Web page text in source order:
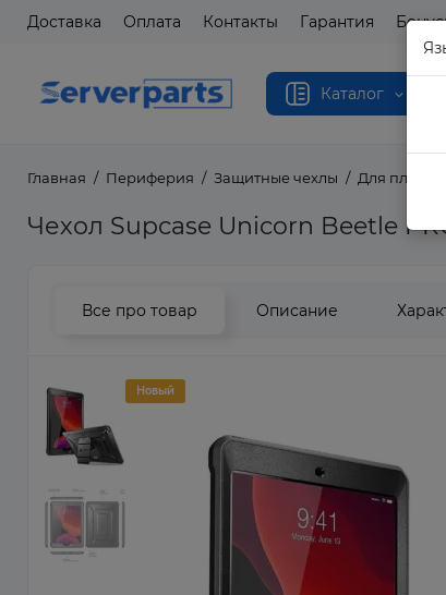
Доставка Оплата Контакты Гарантия
Каталог
Главная Периферия Защитные чехлы Для
Чехол Supcase Unicorn Beetle
Все про товар Описание
Новый